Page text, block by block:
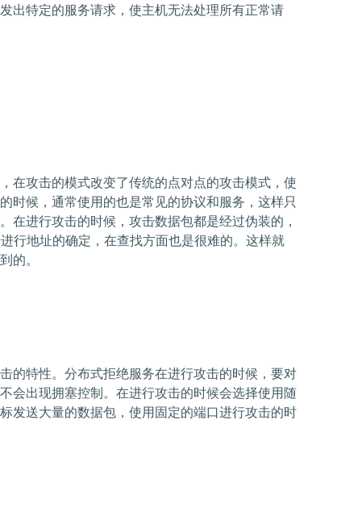
出特定的服务请求，使主机无法处理所有正常请
在攻击的模式改变了传统的点对点的攻击模式，使
时候，通常使用的也是常见的协议和服务，这样只
在进行攻击的时候，攻击数据包都是经过伪装的，
行地址的确定，在查找方面也是很难的。这样就
的。
的特性。分布式拒绝服务在进行攻击的时候，要对
会出现拥塞控制。在进行攻击的时候会选择使用随
发送大量的数据包，使用固定的端口进行攻击的时